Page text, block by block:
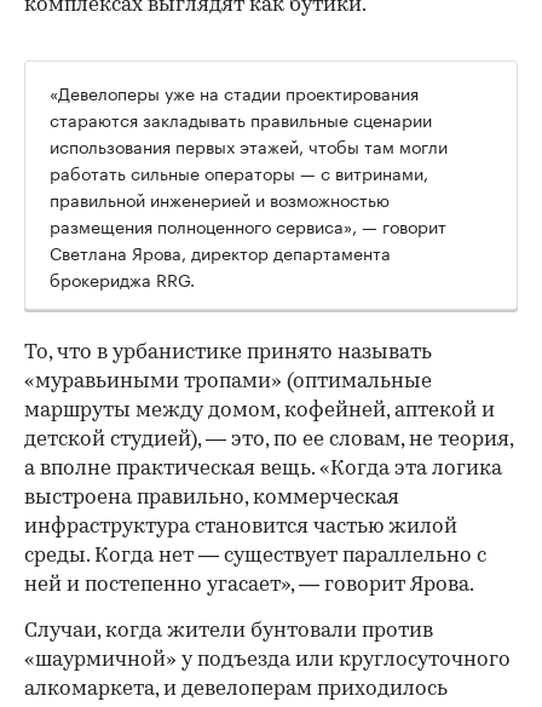
комплексах выглядят как бутики.
00:00
«Девелоперы уже на стадии проектирования
стараются закладывать правильные сценарии
использования первых этажей, чтобы там могли
работать сильные операторы — с витринами,
правильной инженерией и возможностью
размещения полноценного сервиса», — говорит
Светлана Ярова, директор департамента
брокериджа RRG.
То, что в урбанистике принято называть
«муравьиными тропами» (оптимальные
маршруты между домом, кофейней, аптекой и
детской студией), — это, по ее словам, не теория,
а вполне практическая вещь. «Когда эта логика
выстроена правильно, коммерческая
инфраструктура становится частью жилой
среды. Когда нет — существует параллельно с
ней и постепенно угасает», — говорит Ярова.
Случаи, когда жители бунтовали против
«шаурмичной» у подъезда или круглосуточного
алкомаркета, и девелоперам приходилось